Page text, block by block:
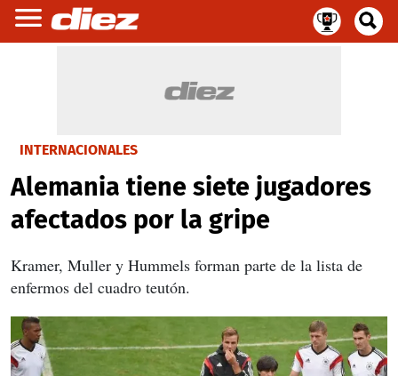
INTERNACIONALES
Alemania tiene siete jugadores
afectados por la gripe
Kramer, Muller y Hummels forman parte de la lista de
enfermos del cuadro teutón.